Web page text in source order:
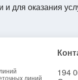
для оказания
линий
194